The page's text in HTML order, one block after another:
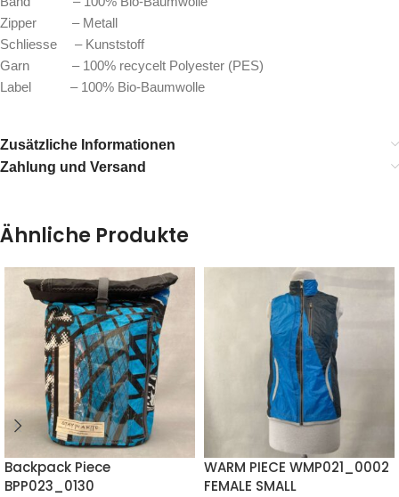
Zipper – Metall
Schliesse – Kunststoff
Garn – 100% recycelt Polyester (PES)
Label – 100% Bio-Baumwolle
Zusätzliche Informationen
Zahlung und Versand
Ähnliche Produkte
Backpack Piece
BPP023_0130
WARM PIECE WMP021_0002
FEMALE SMALL